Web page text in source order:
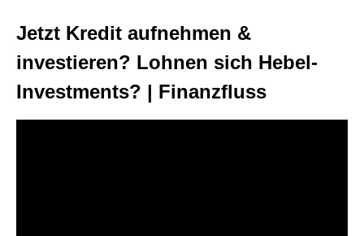
Jetzt Kredit aufnehmen &
investieren? Lohnen sich Hebel-
Investments? | Finanzfluss